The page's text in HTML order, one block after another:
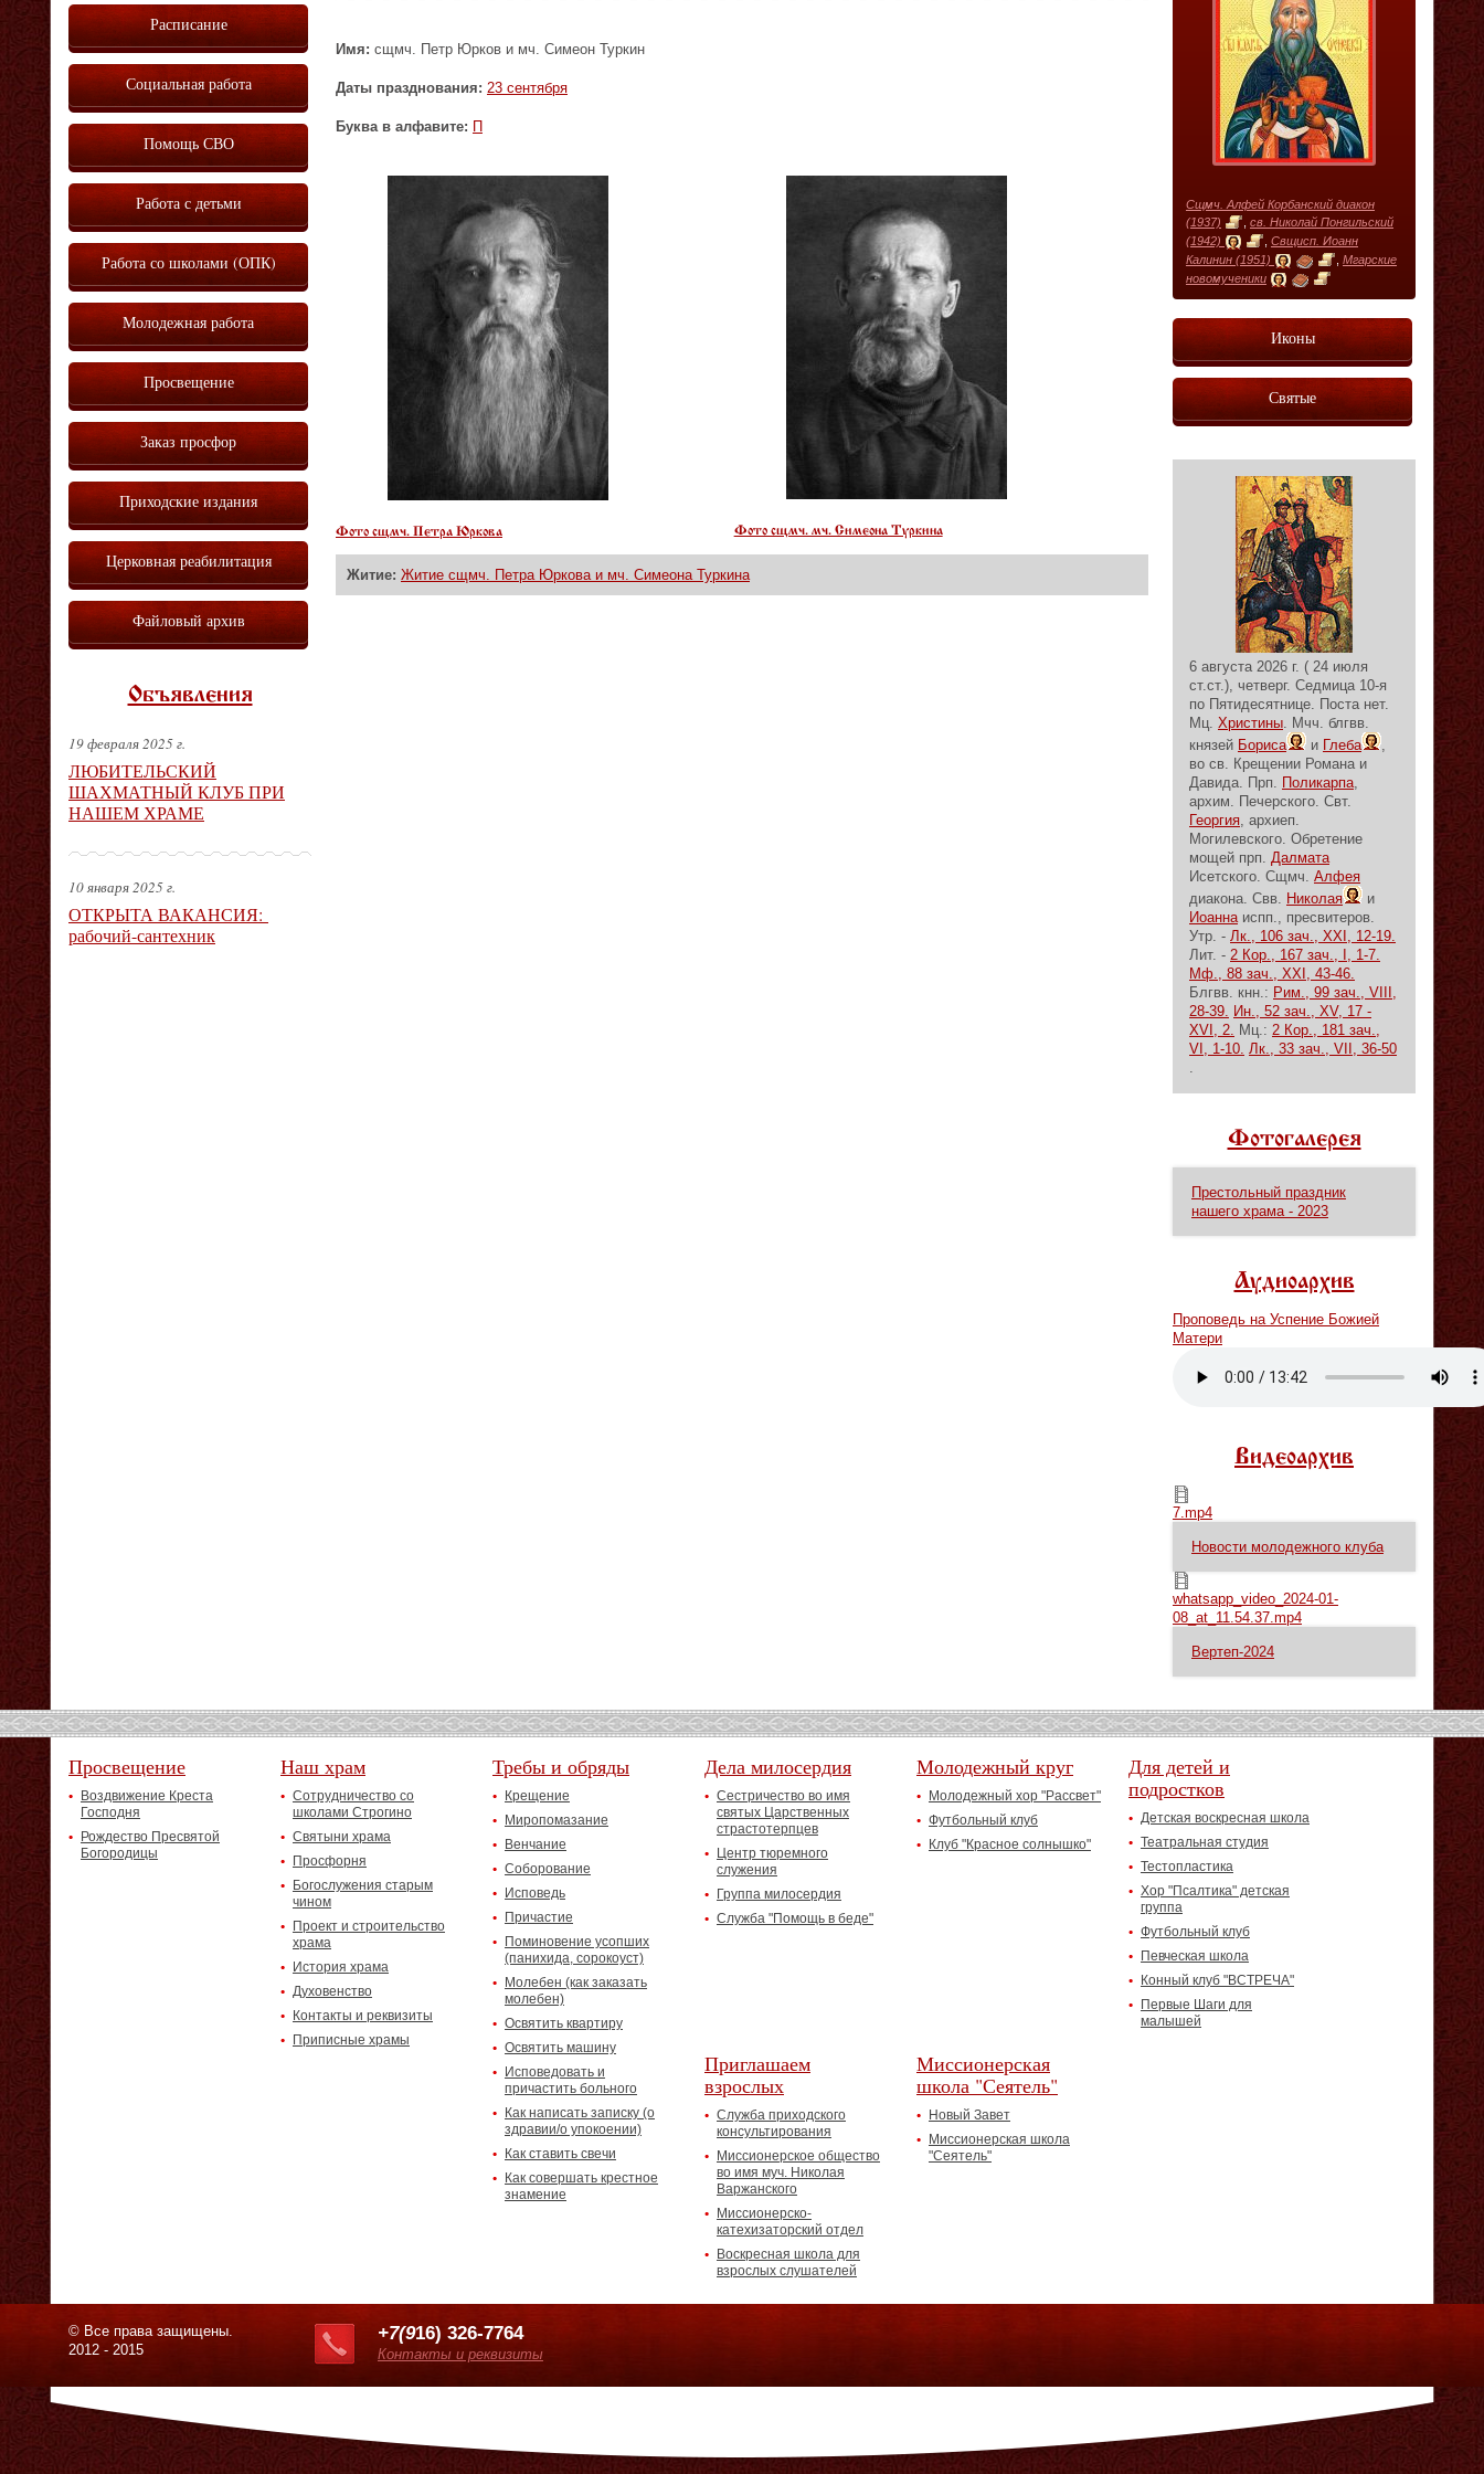
Имя: сщмч. Петр Юрков и мч. Симеон Туркин
Даты празднования: 23 сентября
Буква в алфавите: П
Фото сщмч. Петра Юркова Фото сщмч. мч. Симеона Туркина
Житие: Житие сщмч. Петра Юркова и мч. Симеона Туркина
Расписание
Социальная работа
Помощь СВО
Работа с детьми
Работа со школами (ОПК)
Молодежная работа
Просвещение
Заказ просфор
Приходские издания
Церковная реабилитация
Файловый архив
Объявления
19 февраля 2025 г.
ЛЮБИТЕЛЬСКИЙ
ШАХМАТНЫЙ КЛУБ ПРИ
НАШЕМ ХРАМЕ
10 января 2025 г.
ОТКРЫТА ВАКАНСИЯ:
рабочий-сантехник
Сщмч. Алфей Корбанский диакон
(1937)
св. Николай Понгильский
(1942)
Свщисп. Иоанн
Калинин (1951)
Мгарские
новомученики
Иконы
Святые
6 августа 2026 г. ( 24 июля
ст.ст.), четверг. Седмица 10-я
по Пятидесятнице. Поста нет.
Мц. Христины. Мчч. блгвв.
князей Бориса и Глеба
,
во св. Крещении Романа и
Давида. Прп. Поликарпа,
архим. Печерского. Свт.
Георгия, архиеп.
Могилевского. Обретение
мощей прп. Далмата
Исетского. Сщмч. Алфея
диакона. Свв. Николая
и
Иоаннаиспп., пресвитеров.
Утр. - Лк., 106 зач., XXI, 12-19.
Лит. - 2 Кор., 167 зач., I, 1-7.
Мф., 88 зач., XXI, 43-46.
Блгвв. кнн.: Рим., 99 зач., VIII,
28-39. Ин., 52 зач., XV, 17 -
XVI, 2. Мц.: 2 Кор., 181 зач.,
VI, 1-10. Лк., 33 зач., VII, 36-50
.
Фотогалерея
Престольный праздник
нашего храма - 2023
Аудиоархив
Проповедь на Успение Божией
Матери
Видеоархив
7.mp4
7.mp4
Новости молодежного клуба
whatsapp_video_2024-01-08_at_11.54.37.mp4
whatsapp_video_2024-01-
08_at_11.54.37.mp4
Вертеп-2024
Просвещение
Воздвижение Креста
Господня
Рождество Пресвятой
Богородицы
Наш храм
Сотрудничество со
школами Строгино
Святыни храма
Просфорня
Богослужения старым
чином
Проект и строительство
храма
История храма
Духовенство
Контакты и реквизиты
Приписные храмы
Требы и обряды
Крещение
Миропомазание
Венчание
Соборование
Исповедь
Причастие
Поминовение усопших
(панихида, сорокоуст)
Молебен (как заказать
молебен)
Освятить квартиру
Освятить машину
Исповедовать и
причастить больного
Как написать записку (о
здравии/о упокоении)
Как ставить свечи
Как совершать крестное
знамение
Дела милосердия
Сестричество во имя
святых Царственных
страстотерпцев
Центр тюремного
служения
Группа милосердия
Служба "Помощь в беде"
Молодежный круг
Молодежный хор "Рассвет"
Футбольный клуб
Клуб "Красное солнышко"
Для детей и
подростков
Детская воскресная школа
Театральная студия
Тестопластика
Хор "Псалтика" детская
группа
Футбольный клуб
Певческая школа
Конный клуб "ВСТРЕЧА"
Первые Шаги для
малышей
Приглашаем
взрослых
Служба приходского
консультирования
Миссионерское общество
во имя муч. Николая
Варжанского
Миссионерско-
катехизаторский отдел
Воскресная школа для
взрослых слушателей
Миссионерская
школа "Сеятель"
Новый Завет
Миссионерская школа
"Сеятель"
© Все права защищены.
2012 - 2015
+7(916) 326-7764
Контакты и реквизиты